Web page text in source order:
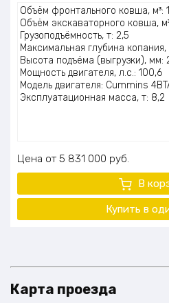
Оценка
5.00 из 5
Объём фронтального ковша, м³: 1
Объём экскаваторного ковша,
Грузоподъёмность, т: 2,5
Максимальная глубина
Высота подъёма (выгрузки), мм:
Мощность двигателя, л.с.: 100,6
Модель двигателя: Cummins
Эксплуатационная масса, т: 8,2
Цена 5 831 000 руб.
В
Купить в
Карта проезда